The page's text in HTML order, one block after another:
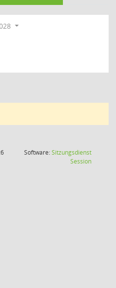
Software:Sitzungsdienst
Session(Wird in